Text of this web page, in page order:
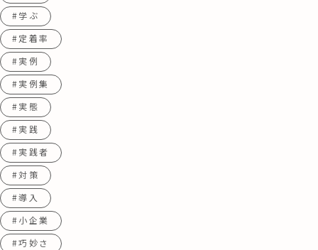
#学ぶ
#定着率
#実例
#実例集
#実態
#実践
#実践者
#対策
#導入
#小企業
#巧妙さ